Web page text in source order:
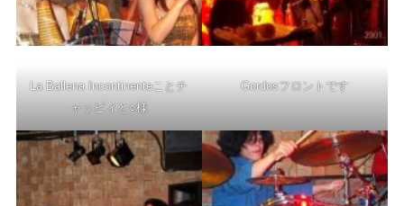
La Ballena Incontinenteことチ
ャッピィと○様
Gordosフロントです